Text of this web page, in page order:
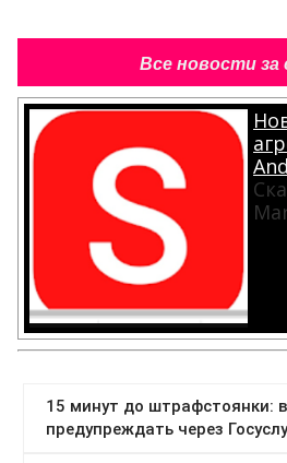
Все новости за